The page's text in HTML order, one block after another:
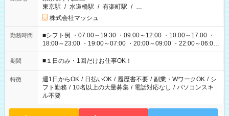
東京駅 / 水道橋駅 / 有楽町駅 / …
株式会社マッシュ
勤務時間
■シフト例 ・07:00～19:30 ・09:00～12:00 ・10:00～17:00 ・
18:00～23:00 ・19:00～07:00 ・20:00～09:00 ・22:00～06:00
etc ★最短で3時間で5,120円のお仕事から 15時間で2万円近く稼
げるお仕事も！ ご希望のお時間に合わせてご紹介！ ※シフトは
ください！
期間 ■１日のみ・1回だけお仕事OK！
特徴 週1日からOK / 日払いOK / 履歴書不要 / 副業・WワークOK / シ
フト勤務 / 10名以上の大量募集 / 電話対応なし / パソコンスキ
ル不要